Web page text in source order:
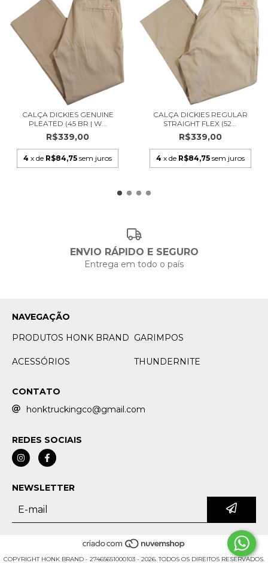
CALÇA DICKIES GENUINE
PLEATED (45 BR | W...
R$339,00
4 x de R$84,75 sem juros
CALÇA DICKIES REGULAR
STRAIGHT FLEX (52...
R$339,00
4 x de R$84,75 sem juros
ENVIO RÁPIDO E SEGURO
Entrega em todo o país
NAVEGAÇÃO
PRODUTOS HONK BRAND GARIMPOS
ACESSÓRIOS THUNDERNITE
CONTATO
honktruckingco@gmail.com
REDES SOCIAIS
NEWSLETTER
COPYRIGHT HONK BRAND - 27465651000103 - 2026. TODOS OS DIREITOS RESERVADOS.